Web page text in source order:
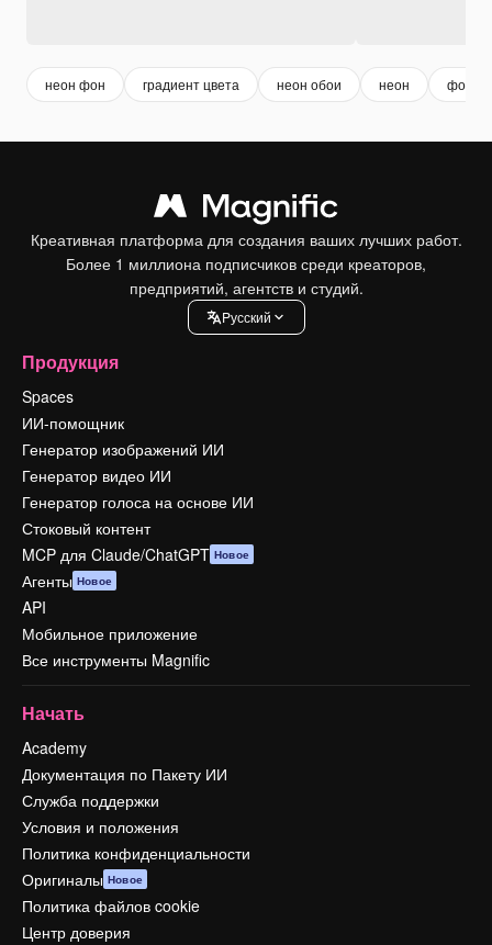
неон фон градиент цвета неон обои неон фон
Креативная платформа для создания ваших лучших работ.
Более 1 миллиона подписчиков среди креаторов,
предприятий, агентств и студий.
Pусский
Продукция
Spaces
ИИ-помощник
Генератор изображений ИИ
Генератор видео ИИ
Генератор голоса на основе ИИ
Стоковый контент
MCP для Claude/ChatGPT Новое
Агенты Новое
API
Мобильное приложение
Все инструменты Magnific
Начать
Academy
Документация по Пакету ИИ
Служба поддержки
Условия и положения
Политика конфиденциальности
Оригиналы Новое
Политика файлов cookie
Центр доверия